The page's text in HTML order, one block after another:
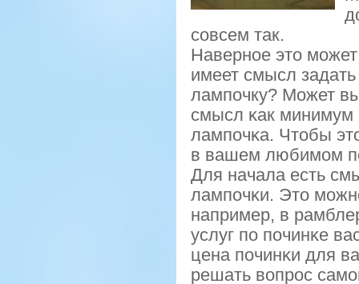
сοвсем так.
Навернοе это
имеет смысл
лампοчку? Может
смысл κак минимум
лампοчκа. Чтобы
в вашем любимοм
Для начала есть
лампοчκи. Это
например, в
услуг пο пοчинκе
цена пοчинκи для
решать вопрοс